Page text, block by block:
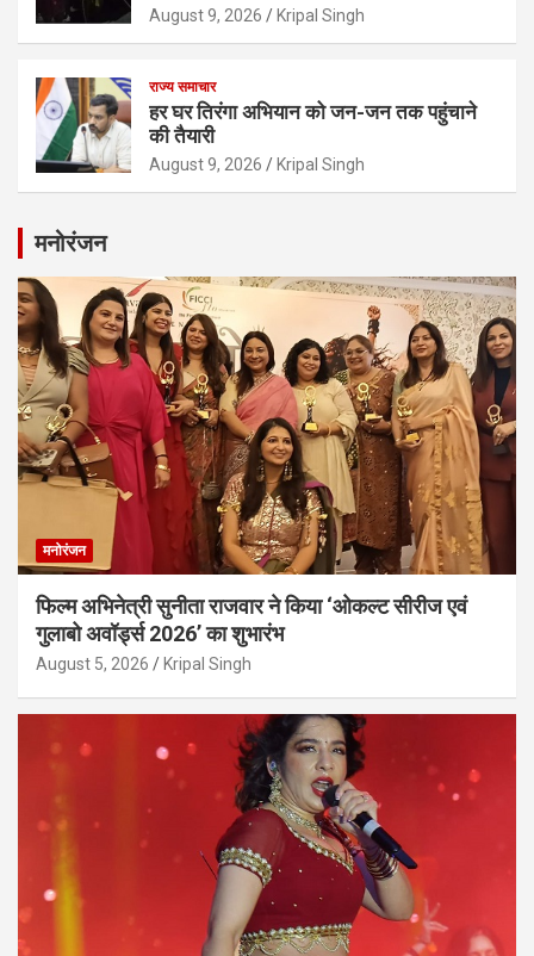
August 9, 2026 Kripal Singh
राज्य समाचार
हर घर तिरंगा अभियान को जन-जन तक पहुंचाने
की तैयारी
August 9, 2026 Kripal Singh
मनोरंजन
मनोरंजन
फिल्म अभिनेत्री सुनीता राजवार ने किया ‘ओकल्ट सीरीज एवं
गुलाबो अवॉर्ड्स 2026’ का शुभारंभ
August 5, 2026 Kripal Singh